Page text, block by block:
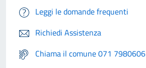
Leggi le domande frequenti
Richiedi Assistenza
Chiama il comune 071 7980606